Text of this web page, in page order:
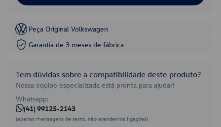
Peça Original Volkswagen
Garantia de 3 meses de fábrica
Tem dúvidas sobre a compatibilidade deste produto?
Nossa equipe especializada está pronta para ajudar!
Whatsapp:
(41) 99125-2143
(apenas mensagens de texto, não atendemos ligações)